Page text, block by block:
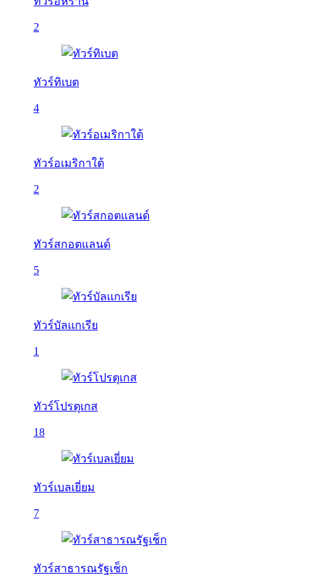
2
ทัวร์ทิเบต
4
ทัวร์อเมริกาใต้
2
ทัวร์สกอตแลนด์
5
ทัวร์บัลเเกเรีย
1
ทัวร์โปรตุเกส
18
ทัวร์เบลเยี่ยม
7
ทัวร์สาธารณรัฐเช็ก